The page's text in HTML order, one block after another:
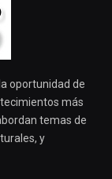
oportunidad de
más
temas de
y